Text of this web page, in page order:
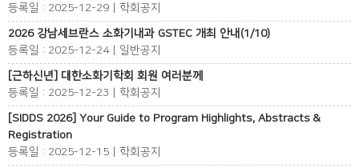
등록일 : 2025-12-29 | 학회공지
2026 강남세브란스 소화기내과 GSTEC 개최 안내(1/10)
등록일 : 2025-12-24 | 일반공지
[근하신년] 대한소화기학회 회원 여러분께
등록일 : 2025-12-23 | 학회공지
[SIDDS 2026] Your Guide to Program Highlights, Abstracts &
Registration
등록일 : 2025-12-15 | 학회공지